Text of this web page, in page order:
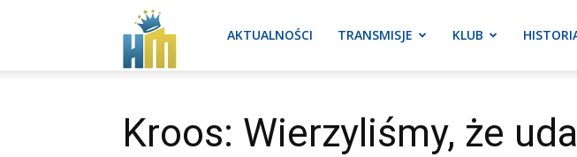
Real AKTUALNOŚCI TRANSMISJE KLUB
Kroos: Wierzyliśmy, że